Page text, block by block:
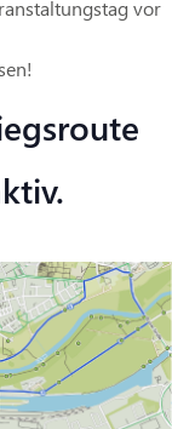
vor